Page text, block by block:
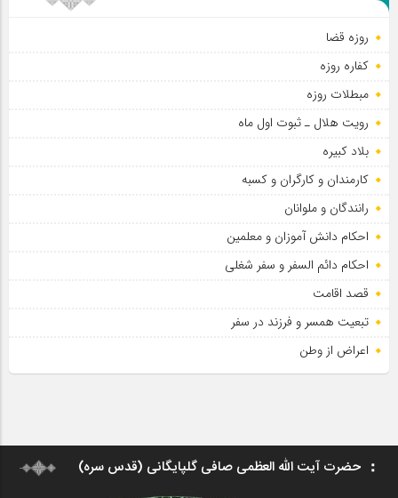
روزه قضا
کفاره روزه
مبطلات روزه
رویت هلال ـ ثبوت اول ماه
بلاد کبیره
کارمندان و کارگران و کسبه
رانندگان و ملوانان
احکام دانش آموزان و معلمین
احکام دائم السفر و سفر شغلی
قصد اقامت
تبعیت همسر و فرزند در سفر
اعراض از وطن
حضرت آیت الله العظمی صافی گلپایگانی (قدس سره)